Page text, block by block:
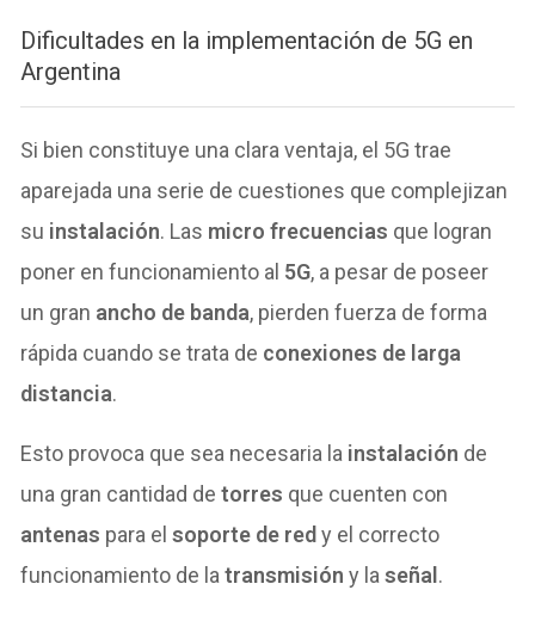
Dificultades en la implementación de 5G en
Argentina
Si bien constituye una clara ventaja, el 5G trae
aparejada una serie de cuestiones que complejizan
su instalación. Las micro frecuencias que logran
poner en funcionamiento al 5G, a pesar de poseer
un gran ancho de banda, pierden fuerza de forma
rápida cuando se trata de conexiones de larga
distancia.
Esto provoca que sea necesaria la instalación de
una gran cantidad detorres que cuenten con
antenas para elsoporte de red y el correcto
funcionamiento de latransmisión y laseñal .